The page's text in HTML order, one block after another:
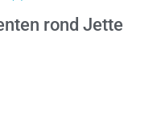
rond Jette